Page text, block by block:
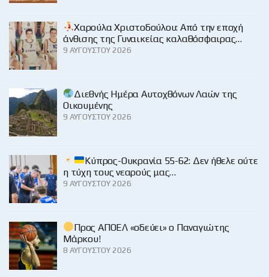
Χαρούλα Χριστοδούλου: Από την εποχή
άνθισης της Γυναικείας καλαθόσφαιρας…
9 ΑΥΓΟΎΣΤΟΥ 2026
Διεθνής Ημέρα Αυτοχθόνων Λαών της
Οικουμένης
9 ΑΥΓΟΎΣΤΟΥ 2026
Κύπρος-Ουκρανία 55-62: Δεν ήθελε ούτε
η τύχη τους νεαρούς μας…
9 ΑΥΓΟΎΣΤΟΥ 2026
Προς ΑΠΟΕΛ «οδεύει» ο Παναγιώτης
Μάρκου!
8 ΑΥΓΟΎΣΤΟΥ 2026